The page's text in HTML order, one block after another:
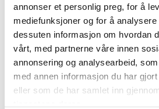
annonser et personlig preg, for å
mediefunksjoner og for å
dessuten informasjon om hvordan
vårt, med partnerne våre innen
annonsering og analysearbeid,
med annen informasjon du har
eller som de har samlet inn
Telefon 61 11 25 73/ 951 87 563
Epost: tove@nilsonsrevisjon.no
Sindre R. Gloppen
Revisormedarbeider